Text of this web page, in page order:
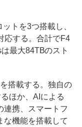
トを3つ搭載し、
応する。合計でF4
最大84TBのスト
搭載する。独自の
ほか、AIによる
連携、スマートフ
な機能を搭載して